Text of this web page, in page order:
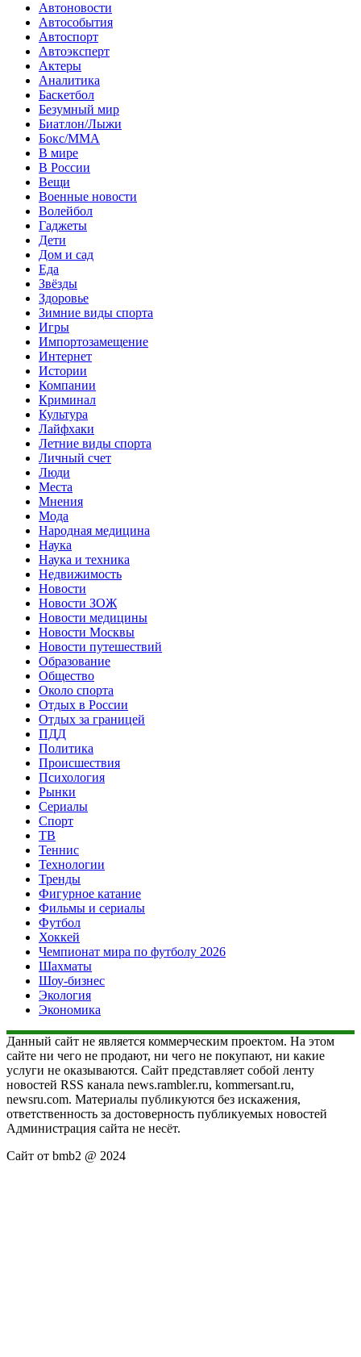
Автоновости
Автособытия
Автоспорт
Автоэксперт
Актеры
Аналитика
Баскетбол
Безумный мир
Биатлон/Лыжи
Бокс/MMA
В мире
В России
Вещи
Военные новости
Волейбол
Гаджеты
Дети
Дом и сад
Еда
Звёзды
Здоровье
Зимние виды спорта
Игры
Импортозамещение
Интернет
Истории
Компании
Криминал
Культура
Лайфхаки
Летние виды спорта
Личный счет
Люди
Места
Мнения
Мода
Народная медицина
Наука
Наука и техника
Недвижимость
Новости
Новости ЗОЖ
Новости медицины
Новости Москвы
Новости путешествий
Образование
Общество
Около спорта
Отдых в России
Отдых за границей
ПДД
Политика
Происшествия
Психология
Рынки
Сериалы
Спорт
ТВ
Теннис
Технологии
Тренды
Фигурное катание
Фильмы и сериалы
Футбол
Хоккей
Чемпионат мира по футболу 2026
Шахматы
Шоу-бизнес
Экология
Экономика
Данный сайт не является коммерческим проектом. На этом
сайте ни чего не продают, ни чего не покупают, ни какие
услуги не оказываются. Сайт представляет собой ленту
новостей RSS канала news.rambler.ru, kommersant.ru,
newsru.com. Материалы публикуются без искажения,
ответственность за достоверность публикуемых новостей
Администрация сайта не несёт.
Сайт от bmb2 @ 2024